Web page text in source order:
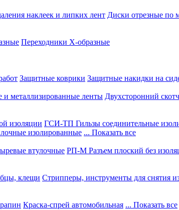
наклеек и липких лент Диски отрезные по
Переходники Х-образные
Защитные коврики Защитные накидки на
металлизированные ленты Двухсторонний
изоляции ГСИ-ТП Гильзы соединительные
изолированные ... Показать все
втулочные РП-М Разъем плоский без
клещи Стрипперы, инструменты для снятия
Краска-спрей автомобильная ... Показать все